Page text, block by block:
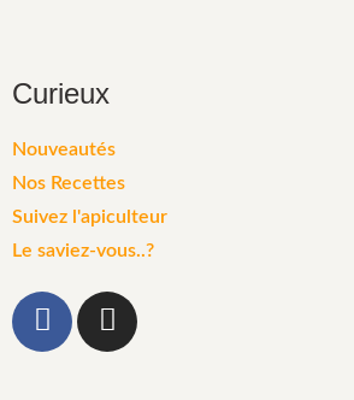
Curieux
Nouveautés
Nos Recettes
Suivez l'apiculteur
Le saviez-vous..?